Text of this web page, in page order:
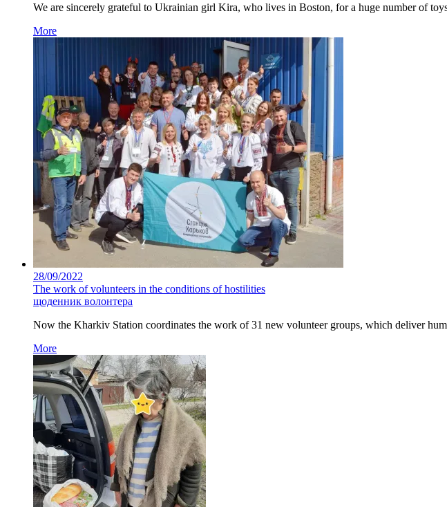
We are sincerely grateful to Ukrainian girl Kira, who lives in Boston, for a huge number of
More
28/09/2022
The work of volunteers in the conditions of hostilities
щоденник волонтера
Now the Kharkiv Station coordinates the work of 31 new volunteer groups, which deliver
More